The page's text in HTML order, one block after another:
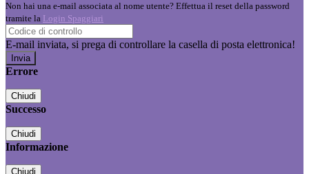
Non hai una e-mail associata al nome utente? Effettua il reset della password
tramite la Login Spaggiari
E-mail inviata, si prega di controllare la casella di posta elettronica!
Errore
Chiudi
Successo
Chiudi
Informazione
Chiudi